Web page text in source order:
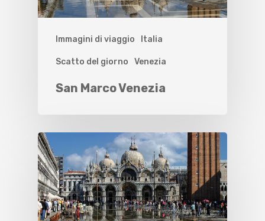
Immagini di viaggio Italia
Scatto del giorno Venezia
San Marco Venezia